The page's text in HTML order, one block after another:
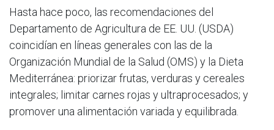
Hasta hace poco, las recomendaciones del
Departamento de Agricultura de EE. UU. (USDA)
coincidían en líneas generales con las de la
Organización Mundial de la Salud (OMS) y la Dieta
Mediterránea: priorizar frutas, verduras y cereales
integrales; limitar carnes rojas y ultraprocesados; y
promover una alimentación variada y equilibrada.